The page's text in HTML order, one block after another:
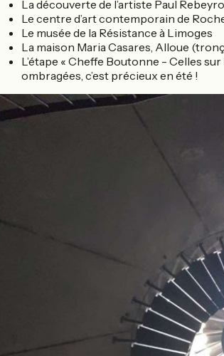
La découverte de l’artiste Paul
Le centre d’art contemporain de
Le musée de la Résistance à Limoges
La maison Maria Casares, Alloue
L’étape « Cheffe Boutonne - Celles
ombragées, c’est précieux en été !